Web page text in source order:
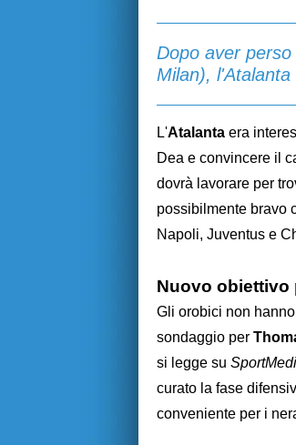
Dopo aver
Milan),
L'Atalanta era
Dea e convincere il
dovrà lavorare per
possibilmente bravo
Napoli, Juventus e
Nuovo obiettivo
Gli orobici non
sondaggio per
si legge su
curato la fase
conveniente per i